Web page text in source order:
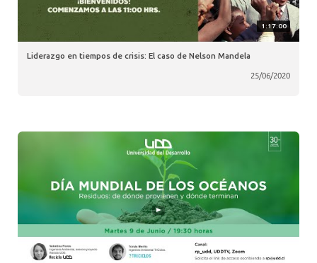
1:17:00
Liderazgo en tiempos de crisis: El caso de Nelson Mandela
25/06/2020